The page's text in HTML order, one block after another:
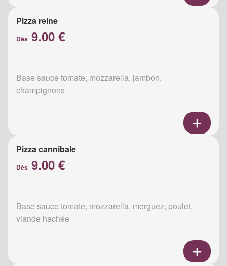
Pizza reine
Dès 9.00 €
Base sauce tomate, mozzarella, jambon,
champignons
Pizza cannibale
Dès 9.00 €
Base sauce tomate, mozzarella, merguez, poulet,
viande hachée